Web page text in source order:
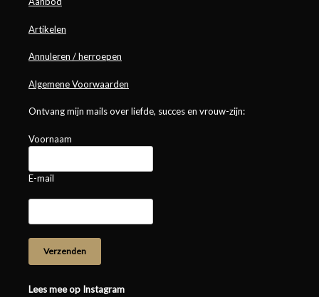
Artikelen
Annuleren / herroepen
Algemene Voorwaarden
Ontvang mijn mails over liefde, succes en vrouw-zijn:
Voornaam
E-mail
Lees mee op Instagram